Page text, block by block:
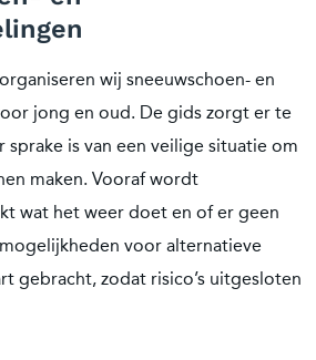
wij sneeuwschoen- en
jong en oud. De gids zorgt er te
is van een veilige situatie om
maken. Vooraf wordt
wat het weer doet en of er geen
voor alternatieve
gebracht, zodat risico’s uitgesloten